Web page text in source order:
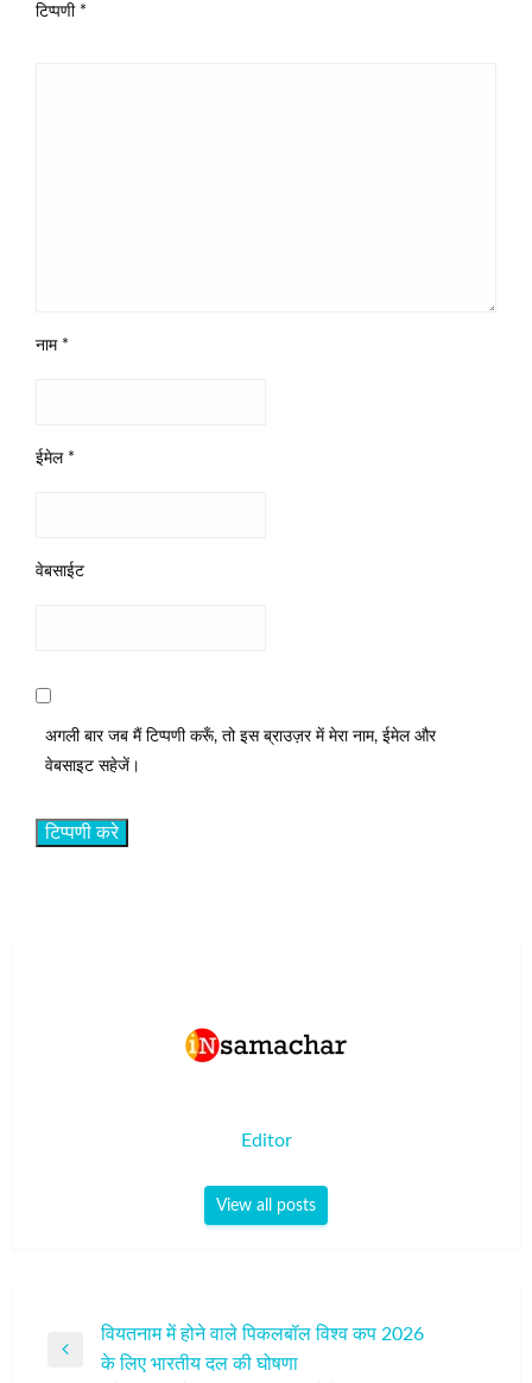
टिप्पणी *
नाम *
ईमेल *
वेबसाईट
अगली बार जब मैं टिप्पणी करूँ, तो इस ब्राउज़र में मेरा नाम, ईमेल और
वेबसाइट सहेजें।
Editor
View all posts
नेविगेशन
Previous
वियतनाम में होने वाले पिकलबॉल विश्व कप 2026
के लिए भारतीय दल की घोषणा